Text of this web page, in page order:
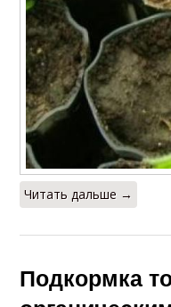
Читать дальше →
Подкормка